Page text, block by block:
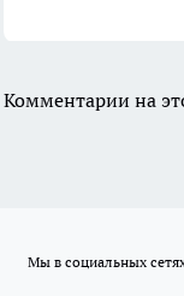
Комментарии на
Мы в социальных